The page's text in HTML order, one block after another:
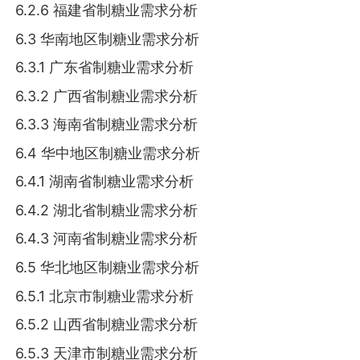
6.2.6 福建省制糖业需求分析
6.3 华南地区制糖业需求分析
6.3.1 广东省制糖业需求分析
6.3.2 广西省制糖业需求分析
6.3.3 海南省制糖业需求分析
6.4 华中地区制糖业需求分析
6.4.1 湖南省制糖业需求分析
6.4.2 湖北省制糖业需求分析
6.4.3 河南省制糖业需求分析
6.5 华北地区制糖业需求分析
6.5.1 北京市制糖业需求分析
6.5.2 山西省制糖业需求分析
6.5.3 天津市制糖业需求分析